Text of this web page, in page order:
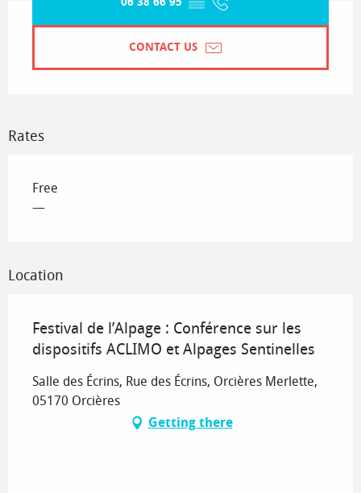
CONTACT US
Rates
Free
—
Location
Festival de l’Alpage : Conférence sur les
dispositifs ACLIMO et Alpages Sentinelles
Salle des Écrins, Rue des Écrins, Orcières Merlette,
05170 Orcières
Getting there